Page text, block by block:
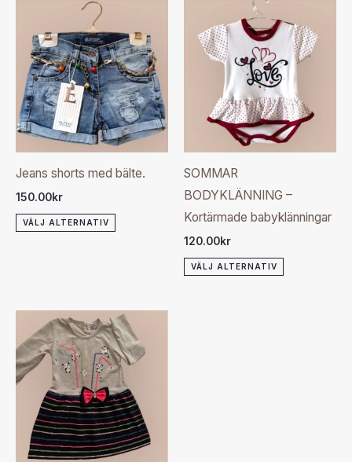
Jeans shorts med bälte.
150.00kr
VÄLJ ALTERNATIV
här
produkten
har
flera
varianter.
De
väljas
produktsidan
SOMMAR
BODYKLÄNNING –
Kortärmade babyklänningar
120.00kr
VÄLJ ALTERNATIV
här
produkten
har
flera
varianter.
De
produktsidan
Den
här
produkten
har
flera
varianter.
De